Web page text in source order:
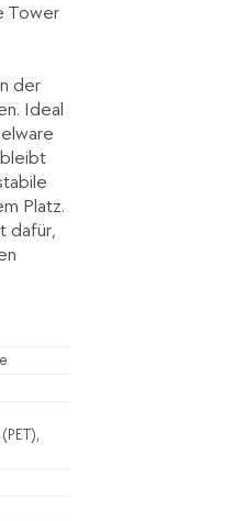
Tower
der
Ideal
Platz.
dafür,